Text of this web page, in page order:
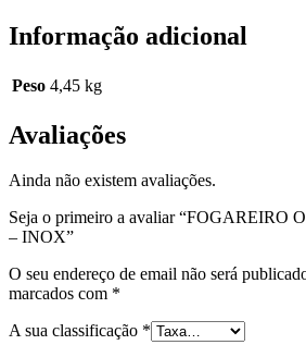
Informação adicional
Peso 4,45 kg
Avaliações
Ainda não existem avaliações.
Seja o primeiro a avaliar “FOGAREIRO
– INOX”
O seu endereço de email não será
marcados com *
A sua classificação *